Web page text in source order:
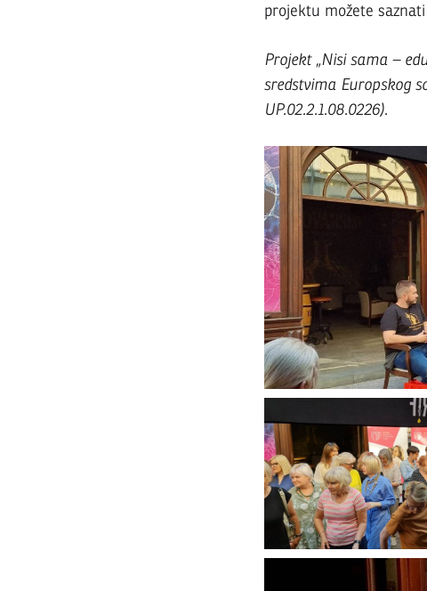
projektu možete saznati
Projekt „Nisi sama –
sredstvima Europskog
UP.02.2.1.08.0226).